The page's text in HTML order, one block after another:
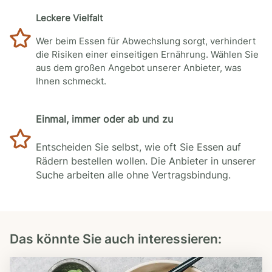
Leckere Vielfalt
Wer beim Essen für Abwechslung sorgt, verhindert
die Risiken einer einseitigen Ernährung. Wählen Sie
aus dem großen Angebot unserer Anbieter, was
Ihnen schmeckt.
Einmal, immer oder ab und zu
Entscheiden Sie selbst, wie oft Sie Essen auf
Rädern bestellen wollen. Die Anbieter in unserer
Suche arbeiten alle ohne Vertragsbindung.
Das könnte Sie auch interessieren: